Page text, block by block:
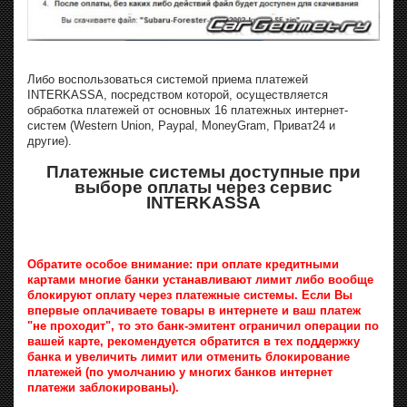
Либо воспользоваться системой приема платежей
INTERKASSA, посредством которой, осуществляется
обработка платежей от основных 16 платежных интернет-
систем (Western Union, Paypal, MoneyGram, Приват24 и
другие).
Платежные системы доступные при
выборе оплаты через сервис
INTERKASSA
Обратите особое внимание: при оплате кредитными
картами многие банки устанавливают лимит либо вообще
блокируют оплату через платежные системы. Если Вы
впервые оплачиваете товары в интернете и ваш платеж
"не проходит", то это банк-эмитент ограничил операции по
вашей карте, рекомендуется обратится в тех поддержку
банка и увеличить лимит или отменить блокирование
платежей (по умолчанию у многих банков интернет
платежи заблокированы).